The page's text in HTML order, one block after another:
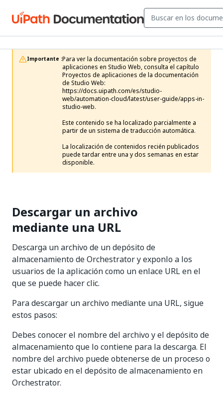
Importante :Para ver la documentación sobre proyectos de
aplicaciones en Studio Web, consulta el capítulo
Proyectos de aplicaciones de la documentación
de Studio Web:
https://docs.uipath.com/es/studio-
web/automation-cloud/latest/user-guide/apps-in-
studio-web.
Este contenido se ha localizado parcialmente a
partir de un sistema de traducción automática.
La localización de contenidos recién publicados
puede tardar entre una y dos semanas en estar
disponible.
Descargar un archivo
mediante una URL
Descarga un archivo de un depósito de
almacenamiento de Orchestrator y exponlo a los
usuarios de la aplicación como un enlace URL en el
que se puede hacer clic.
Para descargar un archivo mediante una URL, sigue
estos pasos:
Debes conocer el nombre del archivo y el depósito de
almacenamiento que lo contiene para la descarga. El
nombre del archivo puede obtenerse de un proceso o
estar ubicado en el depósito de almacenamiento en
Orchestrator.